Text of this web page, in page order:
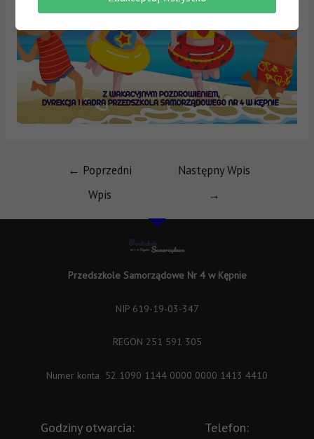
← Poprzedni
Wpis
Następny Wpis
→
Przedszkole Samorządowe Nr 4 w Kępnie
NIP 619-19-03-347
REGON 251 591 305
Numer konta 52 1090 1144 0000 0000 1413 4410
Godziny otwarcia: Telefon: